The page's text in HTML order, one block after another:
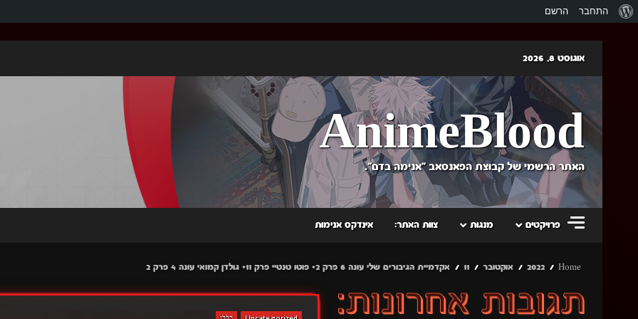
אודות
התחבר הרשם
content
אוגוסט 8, 2026
AnimeBlood
האתר הרשמי של קבוצת הפאנסאב "אנימה בדם".
פרויקטים מנגות צוות האתר: אינדקס אנימות
Home
2022 אוקטובר 11 אקדמיית הגיבורים שלי עונה 6 פרק 2+ פוטו טנטיי פרק 11+ גולדן קמואי עונה 4 פרק 2